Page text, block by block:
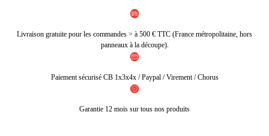
Livraison gratuite pour les commandes > à 500 € TTC (France métropolitaine, hors
panneaux à la découpe).
Paiement sécurisé CB 1x3x4x / Paypal / Virement / Chorus
Garantie 12 mois sur tous nos produits